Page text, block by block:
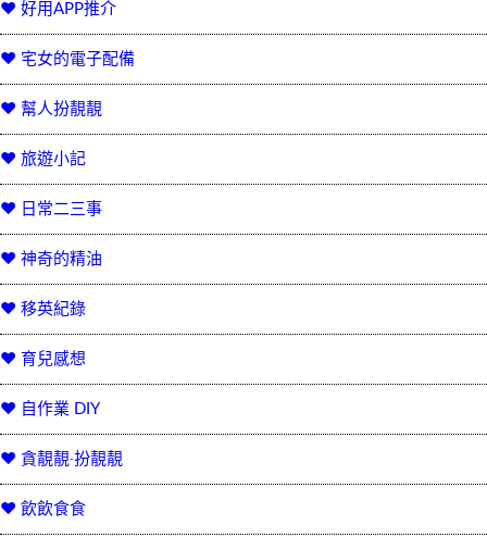
♥ 好用APP推介
♥ 宅女的電子配備
♥ 幫人扮靚靚
♥ 旅遊小記
♥ 日常二三事
♥ 神奇的精油
♥ 移英紀錄
♥ 育兒感想
♥ 自作業 DIY
♥ 貪靚靚‧扮靚靚
♥ 飲飲食食